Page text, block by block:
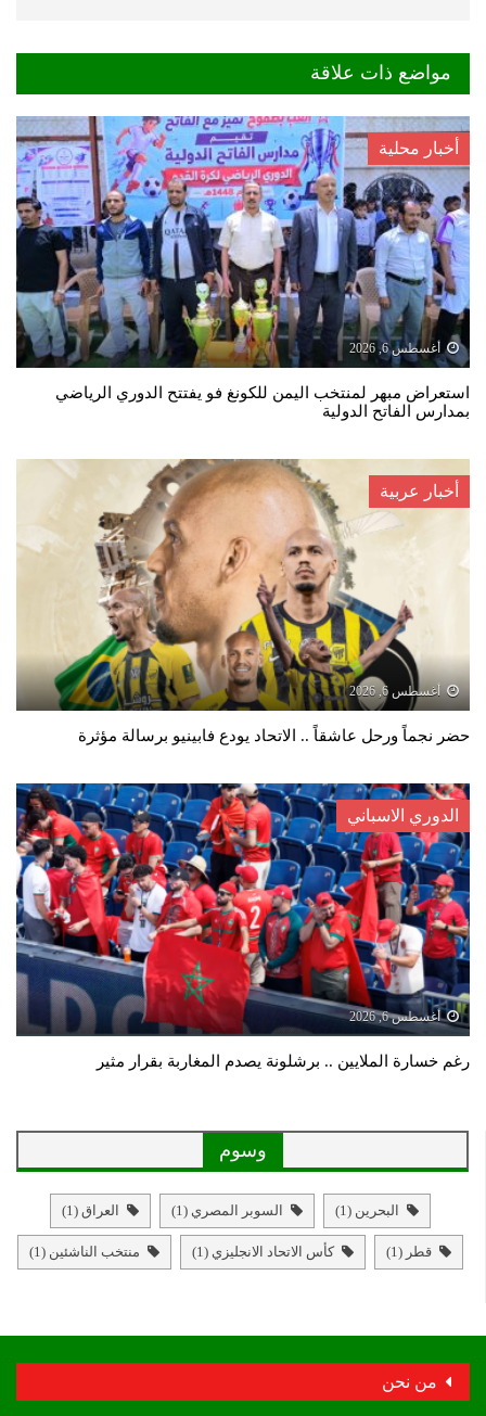
مواضع ذات علاقة
أخبار محلية
أغسطس 6, 2026
استعراض مبهر لمنتخب اليمن للكونغ فو يفتتح الدوري الرياضي
بمدارس الفاتح الدولية
أخبار عربية
أغسطس 6, 2026
حضر نجماً ورحل عاشقاً .. الاتحاد يودع فابينيو برسالة مؤثرة
الدوري الاسباني
أغسطس 6, 2026
رغم خسارة الملايين .. برشلونة يصدم المغاربة بقرار مثير
وسوم
البحرين (1) السوبر المصري (1) العراق (1)
قطر (1) كأس الاتحاد الانجليزي (1) منتخب الناشئين (1)
من نحن